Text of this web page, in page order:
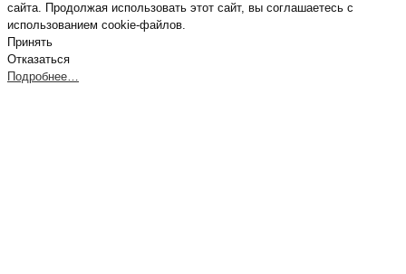
сайта. Продолжая использовать этот сайт, вы соглашаетесь с
использованием cookie-файлов.
Принять
Отказаться
Подробнее…